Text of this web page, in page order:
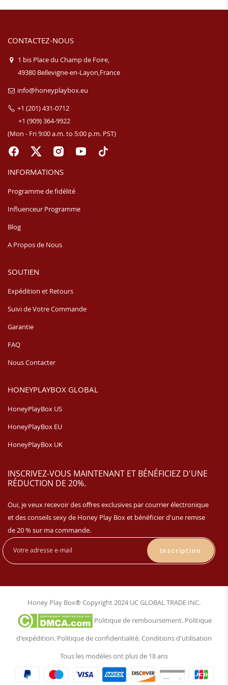
CONTACTEZ-NOUS
1 bis Place du Champ de Foire,
49380 Bellevigne-en-Layon,France
info@honeyplaybox.eu
+1 (201) 431-0712
+1 (909) 364-9922
(Mon - Fri 9:00 a.m. to 5:00 p.m. PST)
INFORMATIONS
Programme de fidélité
Influenceur Programme
Blog
A Propos de Nous
SOUTIEN
Expédition et Retours
Suivi de Votre Commande
Garantie
FAQ
Nous Contacter
HONEYPLAYBOX GLOBAL
HoneyPlayBox US
HoneyPlayBox EU
HoneyPlayBox UK
INSCRIVEZ-VOUS MAINTENANT ET BÉNÉFICIEZ D'UNE
RÉDUCTION DE 20%.
Oui, je veux recevoir des offres exclusives par courrier électronique
et des conseils sexy de Honey Play Box et bénéficier d'une remise
de 20 % sur ma commande.
Inscription
Honey Play Box® Copyright 2024 UC GLOBAL TRADE INC.
Politique de remboursement. Politique
d'expédition. Politique de confidentialité.Conditions d'utilisation
Tous les modèles ont plus de 18 ans